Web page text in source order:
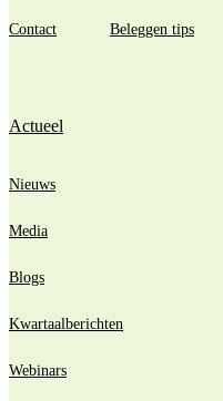
Contact Beleggen tips
Actueel
Nieuws
Media
Blogs
Kwartaalberichten
Webinars